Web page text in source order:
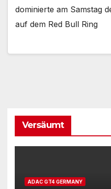
dominierte am Samstag
auf dem Red Bull Ring
Versäumt
ADAC GT4 GERMANY